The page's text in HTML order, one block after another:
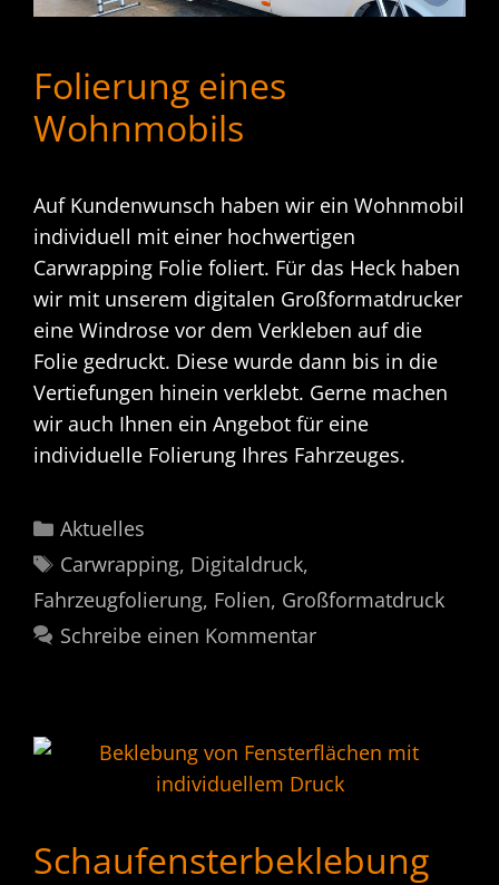
Folierung eines
Wohnmobils
Auf Kundenwunsch haben wir ein Wohnmobil
individuell mit einer hochwertigen
Carwrapping Folie foliert. Für das Heck haben
wir mit unserem digitalen Großformatdrucker
eine Windrose vor dem Verkleben auf die
Folie gedruckt. Diese wurde dann bis in die
Vertiefungen hinein verklebt. Gerne machen
wir auch Ihnen ein Angebot für eine
individuelle Folierung Ihres Fahrzeuges.
Kategorien
Aktuelles
Schlagwörter
Carwrapping, Digitaldruck,
Fahrzeugfolierung, Folien, Großformatdruck
Schreibe einen Kommentar
Schaufensterbeklebung